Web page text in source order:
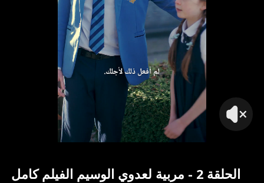
لم أفعل ذلك لأجلك.
الحلقة 2 - مربية لعدوي الوسيم الفيلم كامل